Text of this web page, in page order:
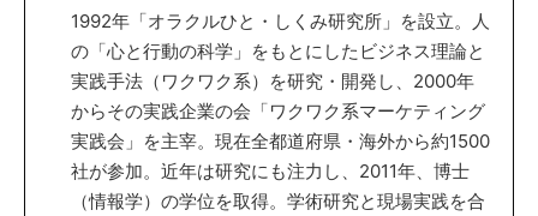
1992年「オラクルひと・しくみ研究所」を設立。人
の「心と行動の科学」をもとにしたビジネス理論と
実践手法（ワクワク系）を研究・開発し、2000年
からその実践企業の会「ワクワク系マーケティング
実践会」を主宰。現在全都道府県・海外から約1500
社が参加。近年は研究にも注力し、2011年、博士
（情報学）の学位を取得。学術研究と現場実践を合